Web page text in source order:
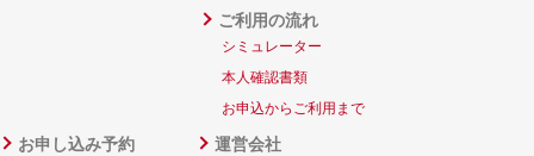
ご利用の流れ
シミュレーター
本人確認書類
お申込からご利用まで
お申し込み予約
運営会社